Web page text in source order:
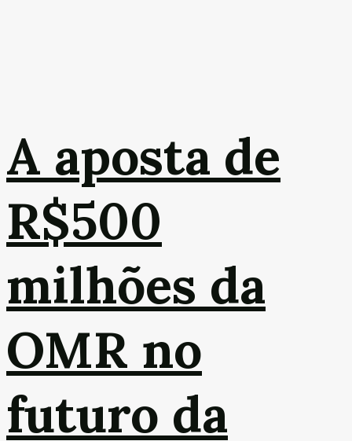
A aposta de
R$500
milhões da
OMR no
futuro da